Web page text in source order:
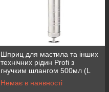
Шприц для мастила та інших
технічних рідин Profi з
гнучким шлангом 500мл (L
шланга-260мм) Forsage F-
78044
Немає в наявності